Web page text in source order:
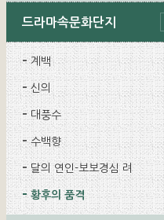
드라마속문화단지
계백
신의
대풍수
수백향
달의 연인-보보경심 려
황후의 품격